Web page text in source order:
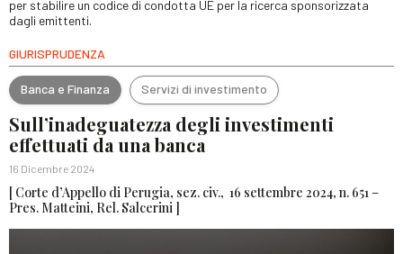
per stabilire un codice di condotta UE per la ricerca sponsorizzata
dagli emittenti.
GIURISPRUDENZA
Banca e Finanza Servizi di investimento
Sull’inadeguatezza degli investimenti
effettuati da una banca
16 Dicembre 2024
[ Corte d’Appello di Perugia, sez. civ., 16 settembre 2024, n. 651 –
Pres. Matteini, Rel. Salcerini ]